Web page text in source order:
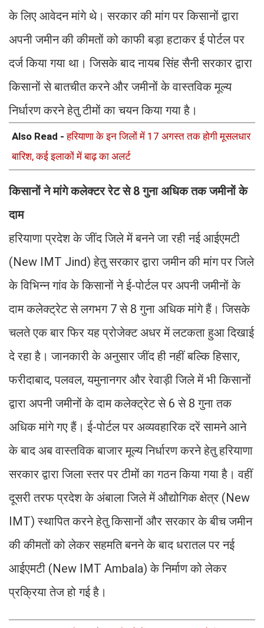
के लिए आवेदन मांगे थे। सरकार की मांग पर किसानों द्वारा
अपनी जमीन की कीमतों को काफी बड़ा हटाकर ई पोर्टल पर
दर्ज किया गया था। जिसके बाद नायब सिंह सैनी सरकार द्वारा
किसानों से बातचीत करने और जमीनों के वास्तविक मूल्य
निर्धारण करने हेतु टीमों का चयन किया गया है।
Also Read -हरियाणा के इन जिलों में 17 अगस्त तक होगी मूसलधार
बारिश, कई इलाकों में बाढ़ का अलर्ट
किसानों ने मांगे कलेक्टर रेट से 8 गुना अधिक तक जमीनों के
दाम
हरियाणा प्रदेश के जींद जिले में बनने जा रही नई आईएमटी
(New IMT Jind) हेतु सरकार द्वारा जमीन की मांग पर जिले
के विभिन्न गांव के किसानों ने ई-पोर्टल पर अपनी जमीनों के
दाम कलेक्ट्रेट से लगभग 7 से 8 गुना अधिक मांगे हैं। जिसके
चलते एक बार फिर यह प्रोजेक्ट अधर में लटकता हुआ दिखाई
दे रहा है। जानकारी के अनुसार जींद ही नहीं बल्कि हिसार,
फरीदाबाद, पलवल, यमुनानगर और रेवाड़ी जिले में भी किसानों
द्वारा अपनी जमीनों के दाम कलेक्ट्रेट से 6 से 8 गुना तक
अधिक मांगे गए हैं। ई-पोर्टल पर अव्यवहारिक दरें सामने आने
के बाद अब वास्तविक बाजार मूल्य निर्धारण करने हेतु हरियाणा
सरकार द्वारा जिला स्तर पर टीमों का गठन किया गया है। वहीं
दूसरी तरफ प्रदेश के अंबाला जिले में औद्योगिक क्षेत्र (New
IMT) स्थापित करने हेतु किसानों और सरकार के बीच जमीन
की कीमतों को लेकर सहमति बनने के बाद धरातल पर नई
आईएमटी (New IMT Ambala) के निर्माण को लेकर
प्रक्रिया तेज हो गई है।